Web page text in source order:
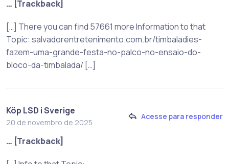
… [Trackback]
[…] There you can find 57661 more Information to that
Topic: salvadorentretenimento.com.br/timbaladies-
fazem-uma-grande-festa-no-palco-no-ensaio-do-
bloco-da-timbalada/ […]
Köp LSD i Sverige
20 de novembro de 2025
Acesse para responder
… [Trackback]